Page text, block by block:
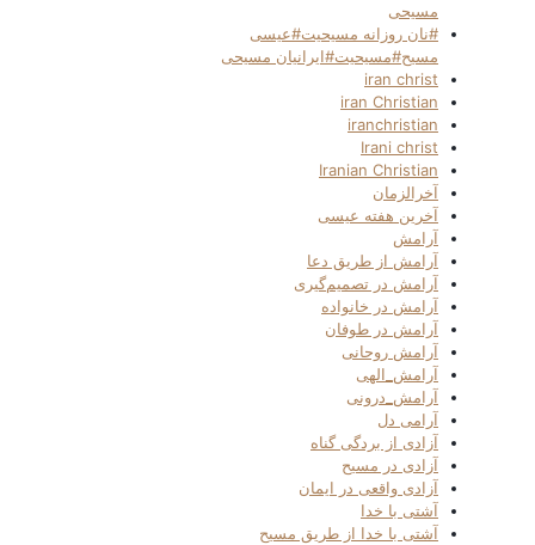
مسیحی
#نان روزانه مسیحیت#عیسی
مسیح#مسیحیت#ایرانیان مسیحی
iran christ
iran Christian
iranchristian
Irani christ
Iranian Christian
آخرالزمان
آخرین هفته عیسی
آرامش
آرامش از طریق دعا
آرامش در تصمیم‌گیری
آرامش در خانواده
آرامش در طوفان
آرامش روحانی
آرامش_الهی
آرامش_درونی
آرامی دل
آزادی از بردگی گناه
آزادی در مسیح
آزادی واقعی در ایمان
آشتی با خدا
آشتی با خدا از طریق مسیح